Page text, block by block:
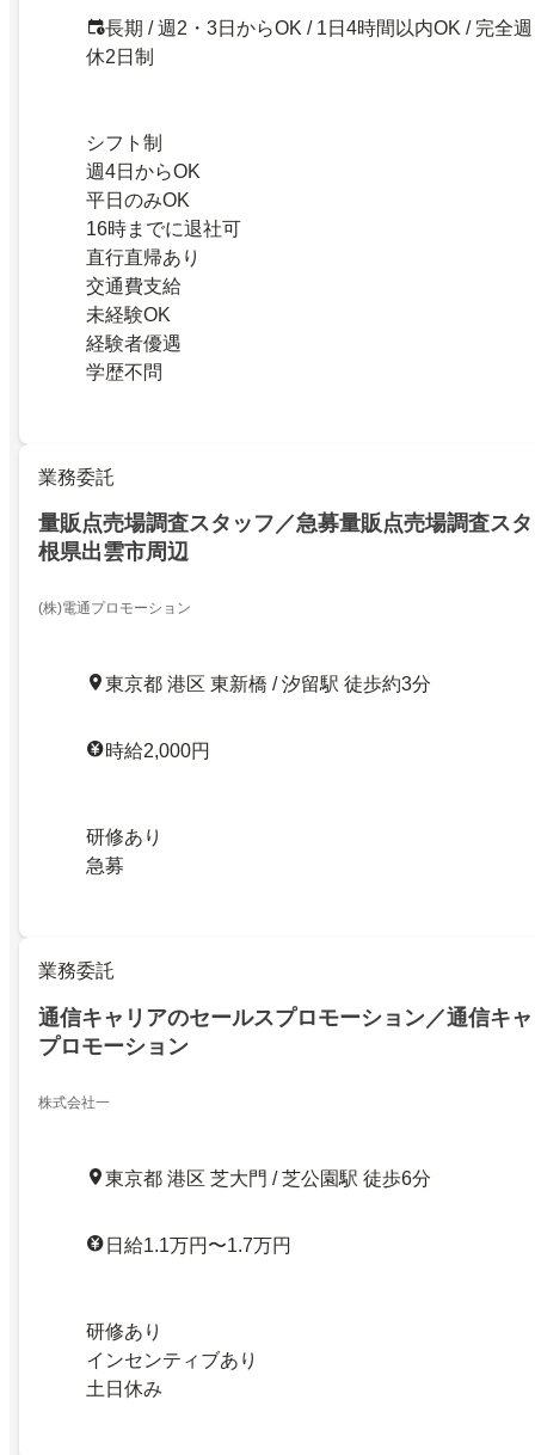
長期 / 週2・3日からOK / 1日4時間以内OK / 完全週
休2日制
シフト制
週4日からOK
平日のみOK
16時までに退社可
直行直帰あり
交通費支給
未経験OK
経験者優遇
学歴不問
業務委託
量販点売場調査スタッフ／急募量販点売場調査ス
根県出雲市周辺
(株)電通プロモーション
東京都 港区 東新橋 / 汐留駅 徒歩約3分
時給2,000円
研修あり
急募
業務委託
通信キャリアのセールスプロモーション／通信キ
プロモーション
株式会社一
東京都 港区 芝大門 / 芝公園駅 徒歩6分
日給1.1万円〜1.7万円
研修あり
インセンティブあり
土日休み